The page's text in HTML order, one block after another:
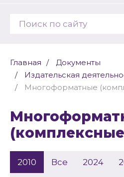
Главная
Документы
Издательская
Многоформатные
Многоформатные
Все 2024
2010